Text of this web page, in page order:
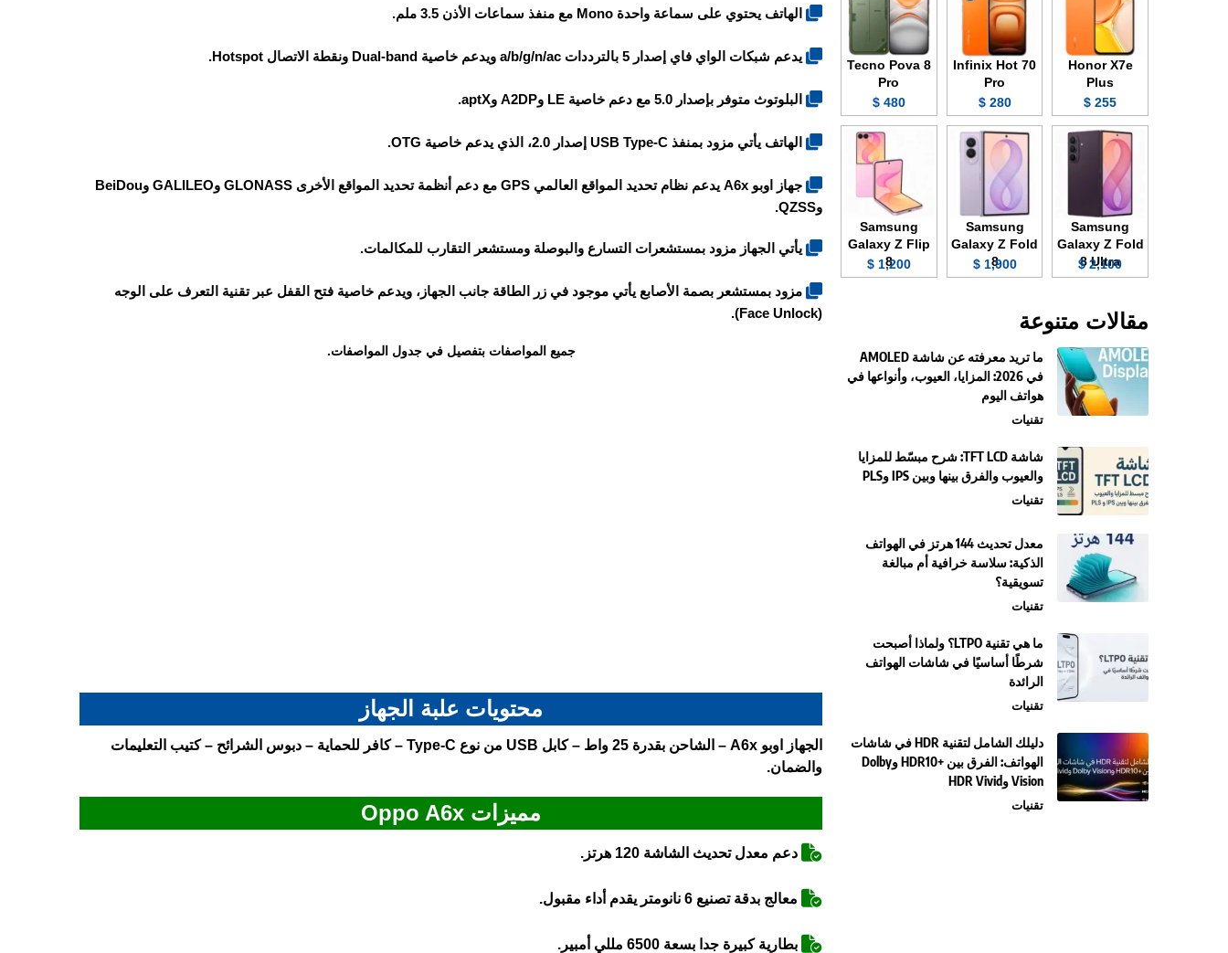
الهاتف يحتوي على سماعة واحدة Mono مع منفذ سماعات الأذن 3.5 ملم.
يدعم شبكات الواي فاي إصدار 5 بالترددات a/b/g/n/ac ويدعم خاصية Dual-band ونقطة الاتصال Hotspot.
البلوتوث متوفر بإصدار 5.0 مع دعم خاصية LE وA2DP وaptX.
الهاتف يأتي مزود بمنفذ USB Type-C إصدار 2.0، الذي يدعم خاصية OTG.
جهاز اوبو A6x
يدعم نظام تحديد المواقع العالمي GPS مع دعم أنظمة تحديد المواقع الأخرى GLONASS وGALILEO وBeiDou
وQZSS.
يأتي الجهاز مزود بمستشعرات التسارع والبوصلة ومستشعر التقارب للمكالمات.
مزود بمستشعر بصمة الأصابع يأتي موجود في زر الطاقة جانب الجهاز، ويدعم خاصية فتح القفل عبر تقنية التعرف على الوجه
(Face Unlock).
جميع المواصفات بتفصيل في جدول المواصفات.
محتويات علبة الجهاز
الجهاز اوبو A6x
– الشاحن بقدرة 25 واط – كابل USB من نوع Type-C – كافر للحماية – دبوس الشرائح – كتيب التعليمات
والضمان.
مميزات Oppo A6x
دعم معدل تحديث الشاشة 120 هرتز.
معالج بدقة تصنيع 6 نانومتر يقدم أداء مقبول.
بطارية كبيرة جدا بسعة 6500 مللي أمبير.
Honor X7e
Plus
255 $
Infinix Hot 70
Pro
280 $
Tecno Pova 8
Pro
480 $
Samsung
Galaxy Z Fold
8 Ultra
2,100 $
Samsung
Galaxy Z Fold
8
1,900 $
Samsung
Galaxy Z Flip
8
1,200 $
مقالات متنوعة
ما تريد معرفته عن شاشة AMOLED
في 2026: المزايا، العيوب، وأنواعها في
هواتف اليوم
تقنيات
شاشة TFT LCD: شرح مبسّط للمزايا
والعيوب والفرق بينها وبين IPS وPLS
تقنيات
معدل تحديث 144 هرتز في الهواتف
الذكية: سلاسة خرافية أم مبالغة
تسويقية؟
تقنيات
ما هي تقنية LTPO؟ ولماذا أصبحت
شرطًا أساسيًا في شاشات الهواتف
الرائدة
تقنيات
دليلك الشامل لتقنية HDR في شاشات
الهواتف: الفرق بين +HDR10 وDolby
Vision وHDR Vivid
تقنيات